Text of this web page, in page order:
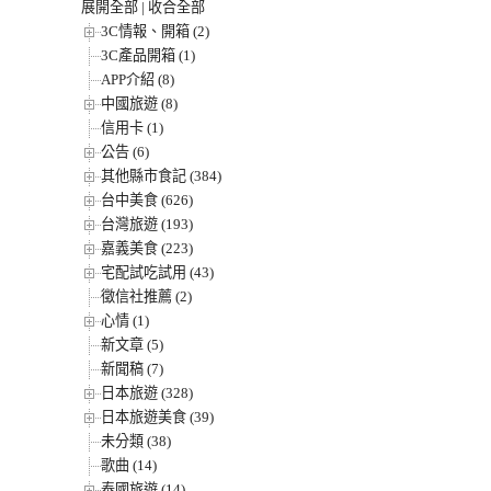
展開全部 | 收合全部
3C情報、開箱 (2)
3C產品開箱 (1)
APP介紹 (8)
中國旅遊 (8)
信用卡 (1)
公告 (6)
其他縣市食記 (384)
台中美食 (626)
台灣旅遊 (193)
嘉義美食 (223)
宅配試吃試用 (43)
徵信社推薦 (2)
心情 (1)
新文章 (5)
新聞稿 (7)
日本旅遊 (328)
日本旅遊美食 (39)
未分類 (38)
歌曲 (14)